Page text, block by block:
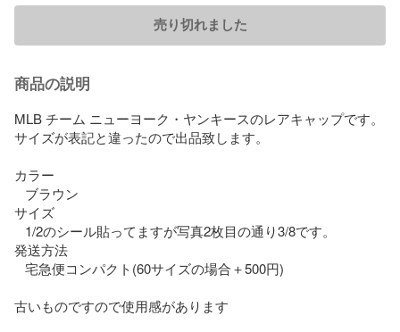
売り切れました
商品の説明
MLB チーム ニューヨーク・ヤンキースのレアキャップです。
サイズが表記と違ったので出品致します。
カラー
サイズ
発送方法
古いものですので使用感があります